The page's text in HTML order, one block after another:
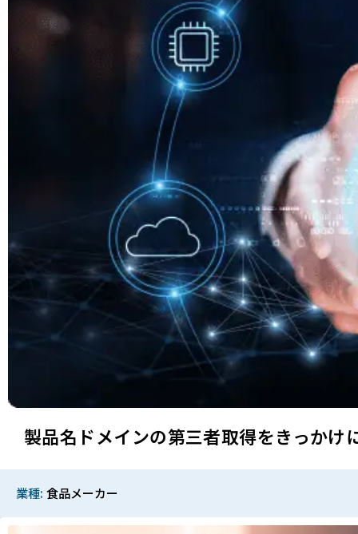
製品名ドメインの第三者取得をきっか
業種 食品メーカー